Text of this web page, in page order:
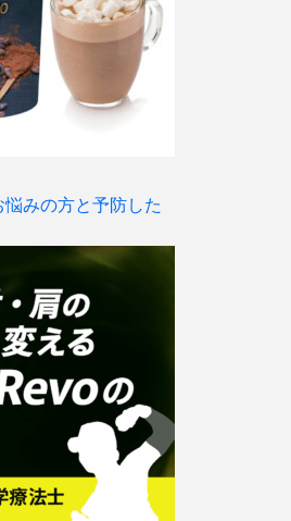
みの方と予防した